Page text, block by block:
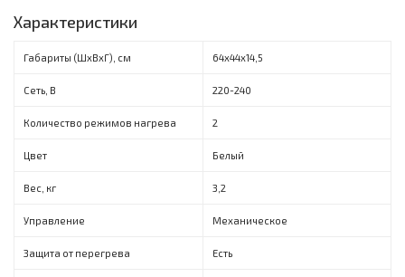
Характеристики
Габариты (ШxВxГ), см 64х44х14,5
Сеть, В 220-240
Количество режимов нагрева 2
Цвет Белый
Вес, кг 3,2
Управление Механическое
Защита от перегрева Есть